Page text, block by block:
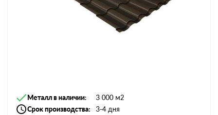
Металл в наличии
3 000 м2
Срок производства
3-4 дня